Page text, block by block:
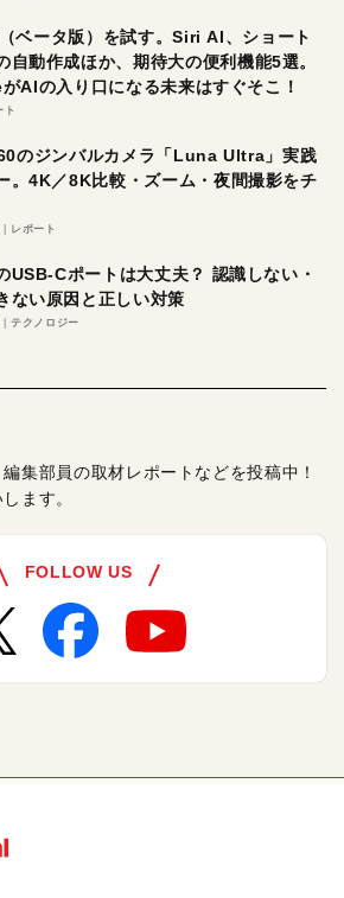
ベータ版）を試す。Siri AI、ショート
自動作成ほか、期待大の便利機能5選。
AIの入り口になる未来はすぐそこ！
ト
のジンバルカメラ「Luna Ultra」実践
。4K／8K比較・ズーム・夜間撮影をチ
レポート
USB-Cポートは大丈夫？ 認識しない・
ない原因と正しい対策
テクノロジー
集部員の取材レポートなどを投稿中！
ます。
FOLLOW US